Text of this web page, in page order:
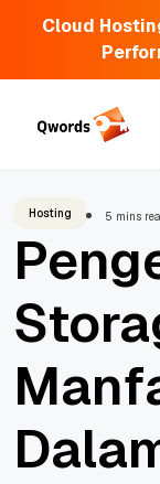
Cloud
Hosting 5 mins